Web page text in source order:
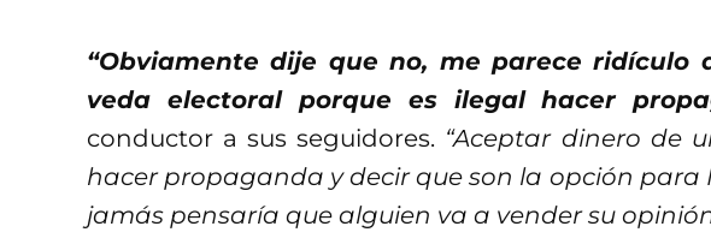
“Obviamente dije que no, me parece ridículo
veda electoral porque es ilegal hacer
conductor a sus seguidores. “Aceptar dinero de
hacer propaganda y decir que son la opción para
jamás pensaría que alguien va a vender su opinión